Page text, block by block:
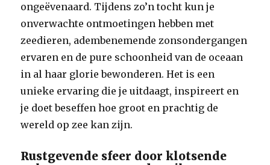
ongeëvenaard. Tijdens zo’n tocht kun je
onverwachte ontmoetingen hebben met
zeedieren, adembenemende zonsondergangen
ervaren en de pure schoonheid van de oceaan
in al haar glorie bewonderen. Het is een
unieke ervaring die je uitdaagt, inspireert en
je doet beseffen hoe groot en prachtig de
wereld op zee kan zijn.
Rustgevende sfeer door klotsende